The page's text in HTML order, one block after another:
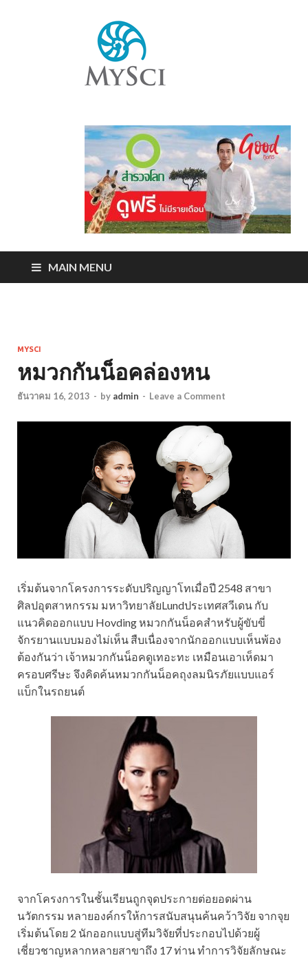
MAIN MENU
MYSCI
หมวกกันน็อคล่องหน
ธันวาคม 16, 2013 - by admin - Leave a Comment
เริ่มต้นจากโครงการระดับปริญญาโทเมื่อปี 2548 สาขา
ศิลปอุตสาหกรรม มหาวิทยาลัยLundประเทศสวีเดน กับ
แนวคิดออกแบบ Hovding หมวกกันน็อคสำหรับผู้ขับขี่
จักรยานแบบมองไม่เห็น สืบเนื่องจากนักออกแบบเห็นพ้อง
ต้องกันว่า เจ้าหมวกกันน็อคดูเทอะทะ เหมือนเอาเห็ดมา
ครอบศรีษะ จึงคิดค้นหมวกกันน็อคถุงลมนิรภัยแบบแอร์
แบ็กในรถยนต์
จากโครงการในชั้นเรียนถูกจุดประกายต่อยอดผ่าน
นวัตกรรม หลายองค์กรให้การสนับสนุนค้นคว้าวิจัย จากจุย
เริ่มต้นโดย 2 นักออกแบบสู่ทีมวิจัยที่ประกอบไปด้วยผู้
เชี่ยวชาญหลากหลายสาขาถึง 17 ท่าน ทำการวิจัยลักษณะ